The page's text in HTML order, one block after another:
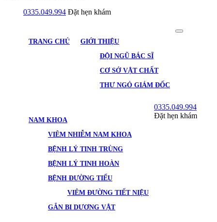
0335.049.994 Đặt hẹn khám
TRANG CHỦ
GIỚI THIỆU
ĐỘI NGŨ BÁC SĨ
CƠ SỞ VẬT CHẤT
THƯ NGỎ GIÁM ĐỐC
NAM KHOA
VIÊM NHIỄM NAM KHOA
BỆNH LÝ TINH TRÙNG
BỆNH LÝ TINH HOÀN
BỆNH ĐƯỜNG TIỂU
VIÊM ĐƯỜNG TIẾT NIỆU
GẮN BI DƯƠNG VẬT
0335.049.994
Đặt hẹn khám